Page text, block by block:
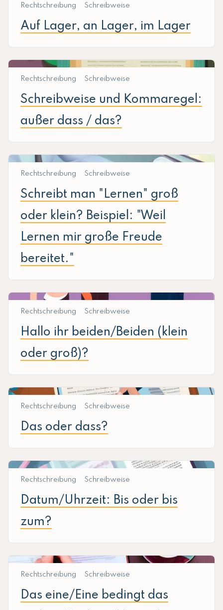
Rechtschreibung Schreibweise
Auf Lager, an Lager, im Lager
Rechtschreibung Schreibweise
Schreibweise und Kommaregel:
außer dass / das?
Rechtschreibung Schreibweise
Schreibt man "Lernen" groß
oder klein? Beispiel: "Weil
Lernen mir große Freude
bereitet."
Rechtschreibung Schreibweise
Hallo ihr beiden/Beiden (klein
oder groß)?
Rechtschreibung Schreibweise
Das oder dass?
Rechtschreibung Schreibweise
Datum/Uhrzeit: Bis oder bis
zum?
Rechtschreibung Schreibweise
Das eine/Eine bedingt das